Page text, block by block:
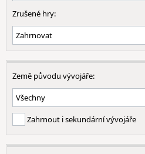
Zrušené hry:
Země původu vývojáře:
Zahrnout i sekundární vývojáře